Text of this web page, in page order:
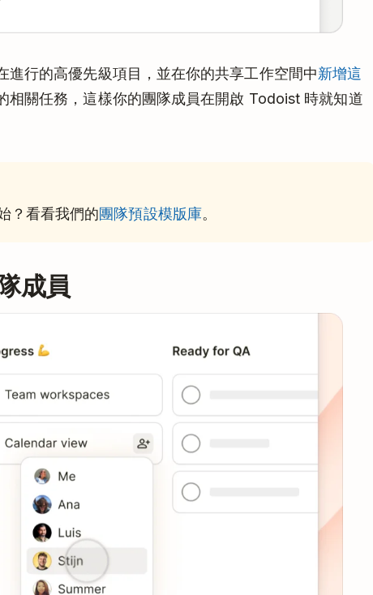
進行的高優先級項目，並在你的共享工作空間中新增這
相關任務，這樣你的團隊成員在開啟 Todoist 時就知道
？看看我們的團隊預設模版庫。
成員